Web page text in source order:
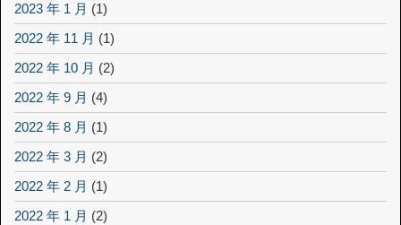
2023 年 1 月 (1)
2022 年 11 月 (1)
2022 年 10 月 (2)
2022 年 9 月 (4)
2022 年 8 月 (1)
2022 年 3 月 (2)
2022 年 2 月 (1)
2022 年 1 月 (2)